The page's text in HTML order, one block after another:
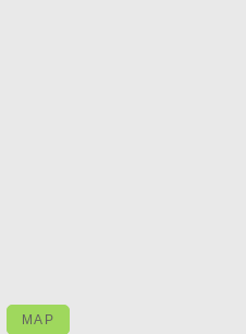
MAP